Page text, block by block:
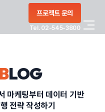
프로젝트 문의
Tel. 02-545-3800
BLOG
마케팅부터 데이터 기반
전략 작성하기